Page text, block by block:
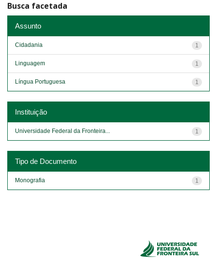
Busca facetada
Assunto
1
Cidadania
1
Linguagem
1
Língua Portuguesa
Instituição
1
Universidade Federal da Fronteira...
Tipo de Documento
1
Monografia